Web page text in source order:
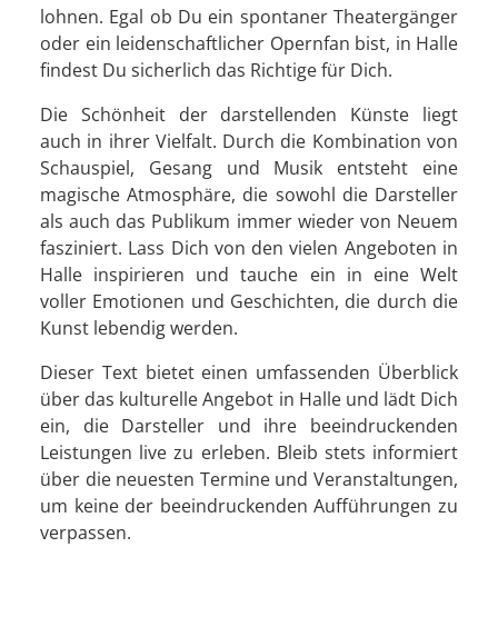
lohnen. Egal ob Du ein spontaner Theatergänger
oder ein leidenschaftlicher Opernfan bist, in Halle
findest Du sicherlich das Richtige für Dich.
Die Schönheit der darstellenden Künste liegt
auch in ihrer Vielfalt. Durch die Kombination von
Schauspiel, Gesang und Musik entsteht eine
magische Atmosphäre, die sowohl die Darsteller
als auch das Publikum immer wieder von Neuem
fasziniert. Lass Dich von den vielen Angeboten in
Halle inspirieren und tauche ein in eine Welt
voller Emotionen und Geschichten, die durch die
Kunst lebendig werden.
Dieser Text bietet einen umfassenden Überblick
über das kulturelle Angebot in Halle und lädt Dich
ein, die Darsteller und ihre beeindruckenden
Leistungen live zu erleben. Bleib stets informiert
über die neuesten Termine und Veranstaltungen,
um keine der beeindruckenden Aufführungen zu
verpassen.